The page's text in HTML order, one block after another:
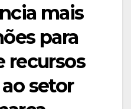
mais
para
recursos
setor